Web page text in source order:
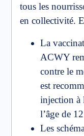
tous les
en collectivité.
La
ACWY
contre le
est
injection à
l’âge de
Les